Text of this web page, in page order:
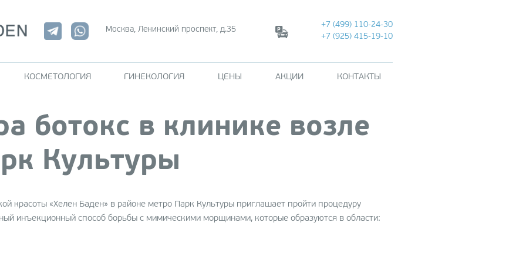
Москва, Ленинский проспект, д.35
+7 (499) 110-24-30
+7 (925) 415-19-10
КОСМЕТОЛОГИЯ
ЭСТЕТИКА ЛИЦА
Биоревитализация
HydraFacial
КОРРЕКЦИЯ ФИГУРЫ
построения фигуры
Криолиполиз (Zeltiq)
ГИНЕКОЛОГИЯ ЦЕНЫ АКЦИИ КОНТАКТЫ
ботокс в клинике возле
Культуры
красоты «Хелен Баден» в районе метро Парк Культуры приглашает пройти процедуру
инъекционный способ борьбы с мимическими морщинами, которые образуются в области: